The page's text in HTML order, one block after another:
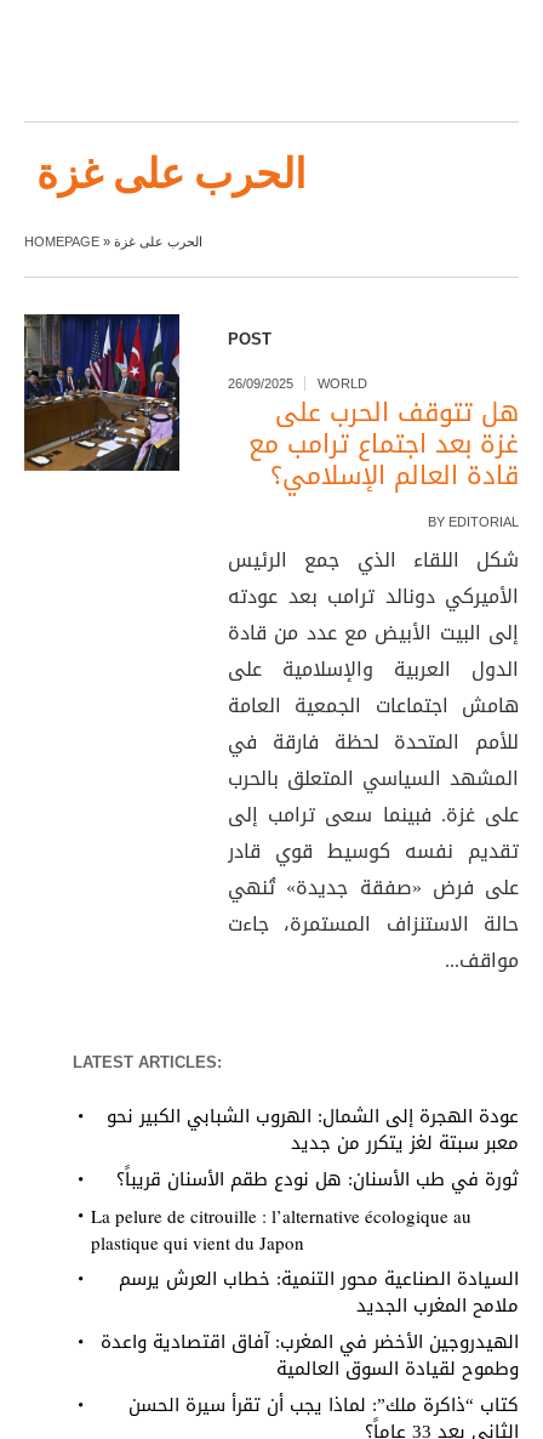
الحرب على غزة
HOMEPAGE » الحرب على غزة
POST
26/09/2025 WORLD
هل تتوقف الحرب على
غزة بعد اجتماع ترامب مع
قادة العالم الإسلامي؟
BY EDITORIAL
شكل اللقاء الذي جمع الرئيس
الأميركي دونالد ترامب بعد عودته
إلى البيت الأبيض مع عدد من قادة
الدول العربية والإسلامية على
هامش اجتماعات الجمعية العامة
للأمم المتحدة لحظة فارقة في
المشهد السياسي المتعلق بالحرب
على غزة. فبينما سعى ترامب إلى
تقديم نفسه كوسيط قوي قادر
على فرض «صفقة جديدة» تُنهي
حالة الاستنزاف المستمرة، جاءت
مواقف...
LATEST ARTICLES:
عودة الهجرة إلى الشمال: الهروب الشبابي الكبير نحو
معبر سبتة لغز يتكرر من جديد
ثورة في طب الأسنان: هل نودع طقم الأسنان قريباً؟
La pelure de citrouille : l’alternative écologique au
plastique qui vient du Japon
السيادة الصناعية محور التنمية: خطاب العرش يرسم
ملامح المغرب الجديد
الهيدروجين الأخضر في المغرب: آفاق اقتصادية واعدة
وطموح لقيادة السوق العالمية
كتاب “ذاكرة ملك”: لماذا يجب أن تقرأ سيرة الحسن